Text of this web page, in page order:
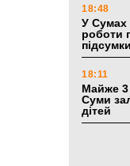
18:48
У Сумах
роботи
18:11
Майже 3
Суми
дітей